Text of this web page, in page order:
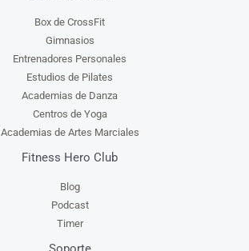
Box de CrossFit
Gimnasios
Entrenadores Personales
Estudios de Pilates
Academias de Danza
Centros de Yoga
Academias de Artes Marciales
Fitness Hero Club
Blog
Podcast
Timer